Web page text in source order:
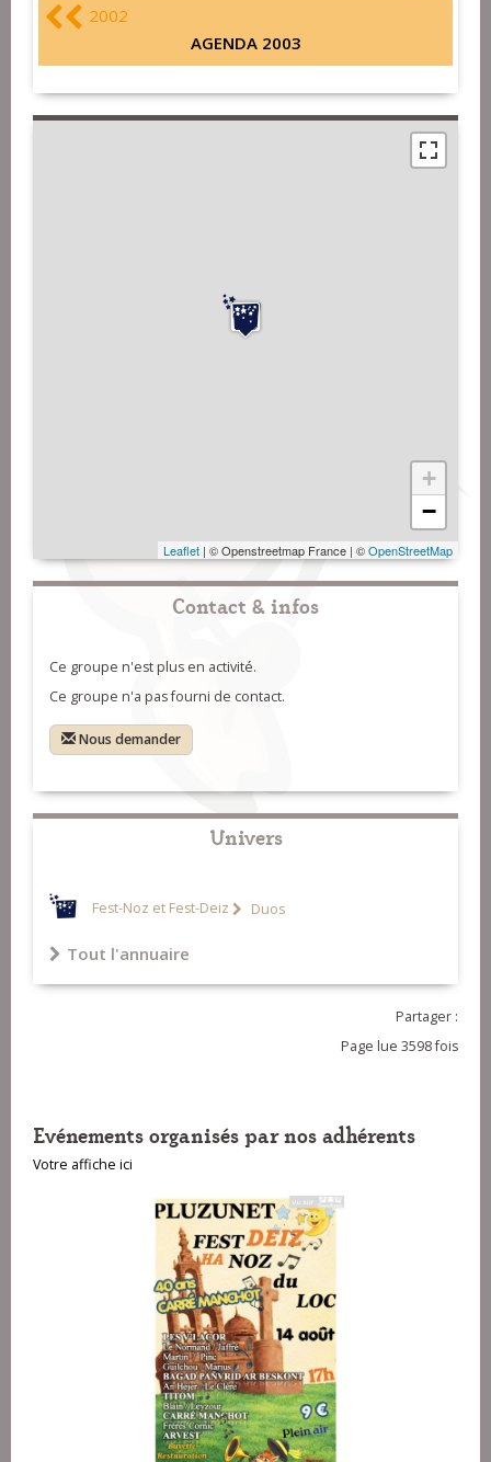
2002
AGENDA 2003
+
−
Leaflet | © Openstreetmap France | ©OpenStreetMap
Contact & infos
Ce groupe n'est plus en activité.
Ce groupe n'a pas fourni de contact.
Nous demander
Univers
Fest-Noz et Fest-Deiz Duos
Tout l'annuaire
Partager :
Page lue 3598 fois
Evénements organisés par nos adhérents
Votre affiche ici